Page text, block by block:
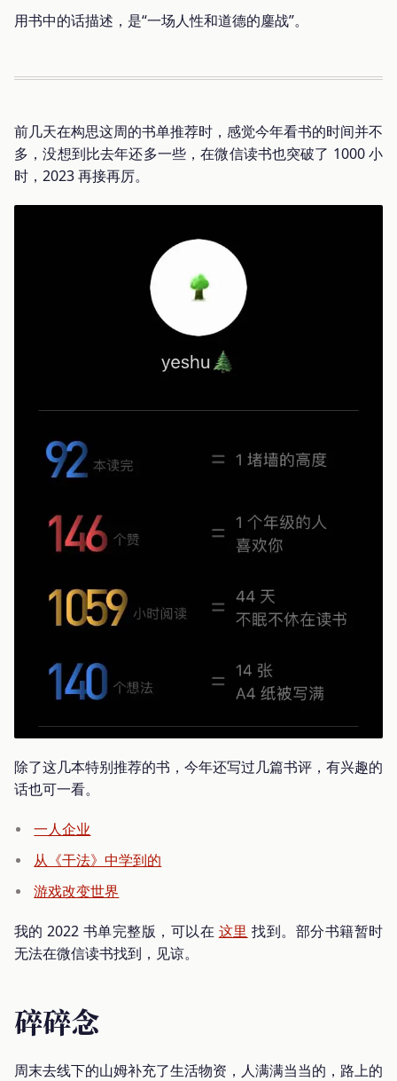
用书中的话描述，是“一场人性和道德的鏖战”。
前几天在构思这周的书单推荐时，感觉今年看书的时间并不
多，没想到比去年还多一些，在微信读书也突破了 1000 小
时，2023 再接再厉。
除了这几本特别推荐的书，今年还写过几篇书评，有兴趣的
话也可一看。
一人企业
从《干法》中学到的
游戏改变世界
我的 2022 书单完整版，可以在 这里 找到。部分书籍暂时
无法在微信读书找到，见谅。
碎碎念
周末去线下的山姆补充了生活物资，人满满当当的，路上的